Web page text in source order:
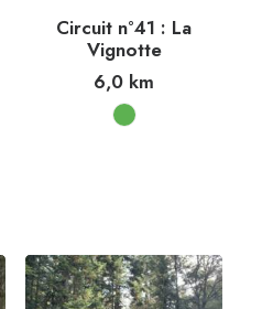
Circuit n°41 : La
Vignotte
6,0 km